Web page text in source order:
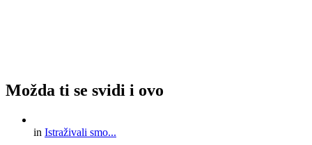
Možda ti se svidi i ovo
in Istraživali smo...